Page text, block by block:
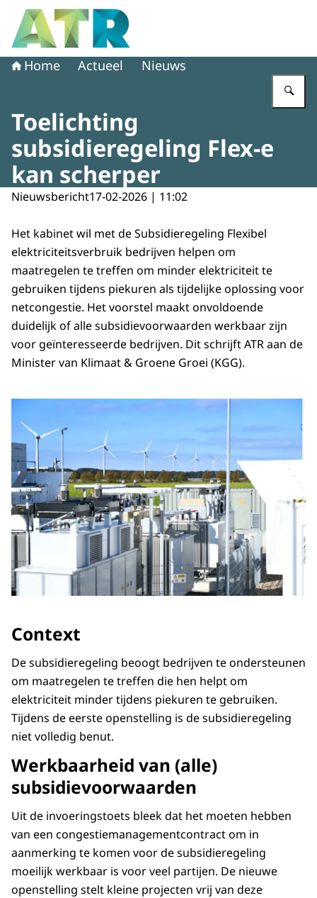
Naar de homepage van Adviescollege toetsing regeldruk
Home Actueel Nieuws
Toelichting
subsidieregeling Flex-e
kan scherper
Nieuwsbericht17-02-2026 | 11:02
Het kabinet wil met de Subsidieregeling Flexibel
elektriciteitsverbruik bedrijven helpen om
maatregelen te treffen om minder elektriciteit te
gebruiken tijdens piekuren als tijdelijke oplossing voor
netcongestie. Het voorstel maakt onvoldoende
duidelijk of alle subsidievoorwaarden werkbaar zijn
voor geïnteresseerde bedrijven. Dit schrijft ATR aan de
Minister van Klimaat & Groene Groei (KGG).
Context
De subsidieregeling beoogt bedrijven te ondersteunen
om maatregelen te treffen die hen helpt om
elektriciteit minder tijdens piekuren te gebruiken.
Tijdens de eerste openstelling is de subsidieregeling
niet volledig benut.
Werkbaarheid van (alle)
subsidievoorwaarden
Uit de invoeringstoets bleek dat het moeten hebben
van een congestiemanagementcontract om in
aanmerking te komen voor de subsidieregeling
moeilijk werkbaar is voor veel partijen. De nieuwe
openstelling stelt kleine projecten vrij van deze